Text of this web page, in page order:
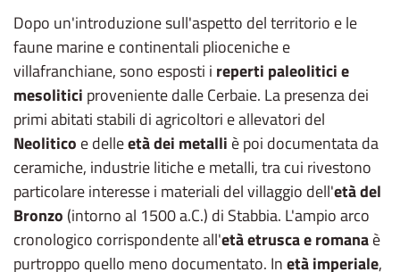
Dopo un'introduzione sull'aspetto del territorio e le
faune marine e continentali plioceniche e
villafranchiane, sono esposti i reperti paleolitici e
mesolitici proveniente dalle Cerbaie. La presenza dei
primi abitati stabili di agricoltori e allevatori del
Neolitico e delleetà dei metalli è poi documentata da
ceramiche, industrie litiche e metalli, tra cui rivestono
particolare interesse i materiali del villaggio dell'età del
Bronzo (intorno al 1500 a.C.) di Stabbia. L'ampio arco
cronologico corrispondente all'età etrusca e romanaè
purtroppo quello meno documentato. Inetà imperiale,